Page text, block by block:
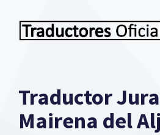
contenido
Traductor
Mairena del